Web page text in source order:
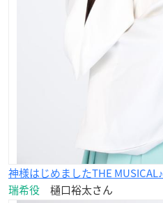
神様はじめましたTHE MUSICAL♪
瑞希役 樋口裕太さん